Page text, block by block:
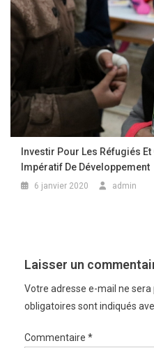
Investir Pour Les Réfugiés Et
Impératif De Développement
6 janvier 2020 admin
Laisser un
Votre adresse e-mail ne sera
obligatoires sont indiqués
Commentaire *